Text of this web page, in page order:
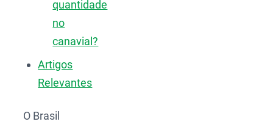
quantidade
no
canavial?
Artigos
Relevantes
O Brasil